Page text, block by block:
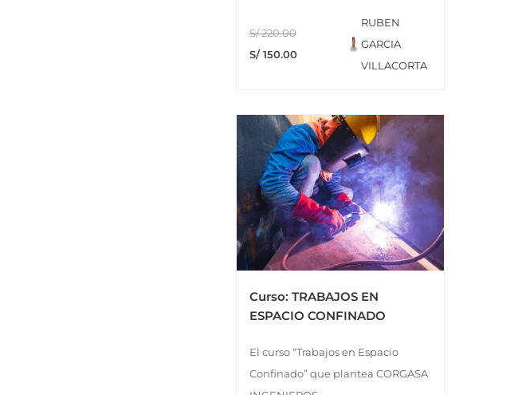
S/ 220.00
S/ 150.00
RUBEN
GARCIA
VILLACORTA
Curso: TRABAJOS EN
ESPACIO CONFINADO
El curso “Trabajos en Espacio
Confinado” que plantea CORGASA